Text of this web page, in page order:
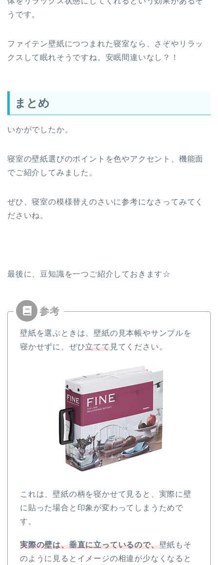
うです。
ファイテン壁紙につつまれた寝室なら、さぞやリラッ
クスして眠れそうですね。安眠間違いなし？！
まとめ
いかがでしたか。
寝室の壁紙選びのポイントを色やアクセント、機能面
でご紹介してみました。
ぜひ、寝室の模様替えのさいに参考になさってみてく
ださいね。
最後に、豆知識を一つご紹介しておきます☆
壁紙を選ぶときは、壁紙の見本帳やサンプルを
寝かせずに、ぜひ立てて見てください。
これは、壁紙の柄を寝かせて見ると、実際に壁
に貼った場合と印象が変わってしまうためで
す。
実際の壁は、垂直に立っているので、壁紙もそ
のように見るとイメージの相違が少なくなると